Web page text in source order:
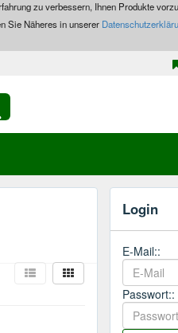
zu verbessern, Ihnen Produkte
Sie Näheres in unserer
Login
E-Mail::
Passwort::